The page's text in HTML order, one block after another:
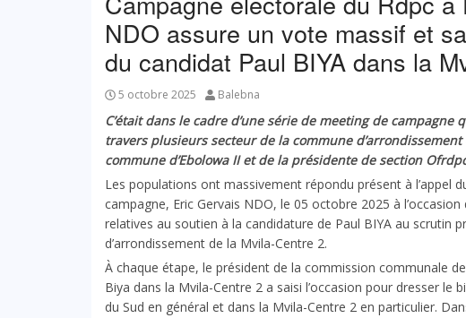
Education
Société
Santé
Culture
NDO assure un vote massif et
du candidat Paul BIYA dans la
5 octobre 2025 Balebna
C’était dans le cadre d’une série de meeting de
travers plusieurs secteur de la commune d’arrondissement
commune d’Ebolowa II et de la présidente de section
Les populations ont massivement répondu présent à l’appel
campagne, Eric Gervais NDO, le 05 octobre 2025 à
relatives au soutien à la candidature de Paul BIYA au scrutin
d’arrondissement de la Mvila-Centre 2.
À chaque étape, le président de la commission communale
Biya dans la Mvila-Centre 2 a saisi l’occasion pour dresser le
du Sud en général et dans la Mvila-Centre 2 en particulier.